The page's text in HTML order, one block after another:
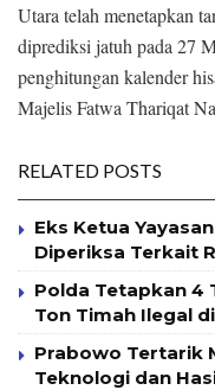
Utara telah menetapkan
diprediksi jatuh pada 27
penghitungan kalender
Majelis Fatwa Thariqat
RELATED POSTS
Eks Ketua
Diperiksa Terkait
Polda Tetapkan 4
Ton Timah Ilegal
Prabowo Tertarik
Teknologi dan